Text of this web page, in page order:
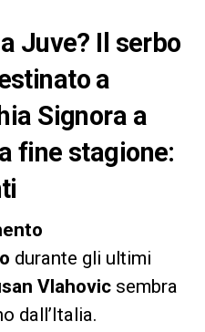
Juve? Il serbo
a
Signora a
fine stagione:
durante gli ultimi
Vlahovicsembra
dall’Italia.